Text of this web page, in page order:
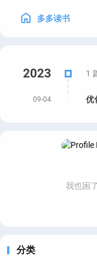
多多读书
我也困
分类
2023 1
09-04